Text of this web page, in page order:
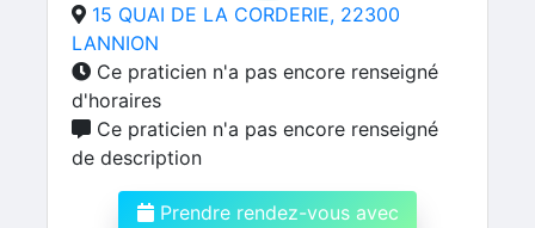
15 QUAI DE LA CORDERIE, 22300
LANNION
Ce praticien n'a pas encore renseigné
d'horaires
Ce praticien n'a pas encore renseigné
de description
Prendre rendez-vous avec